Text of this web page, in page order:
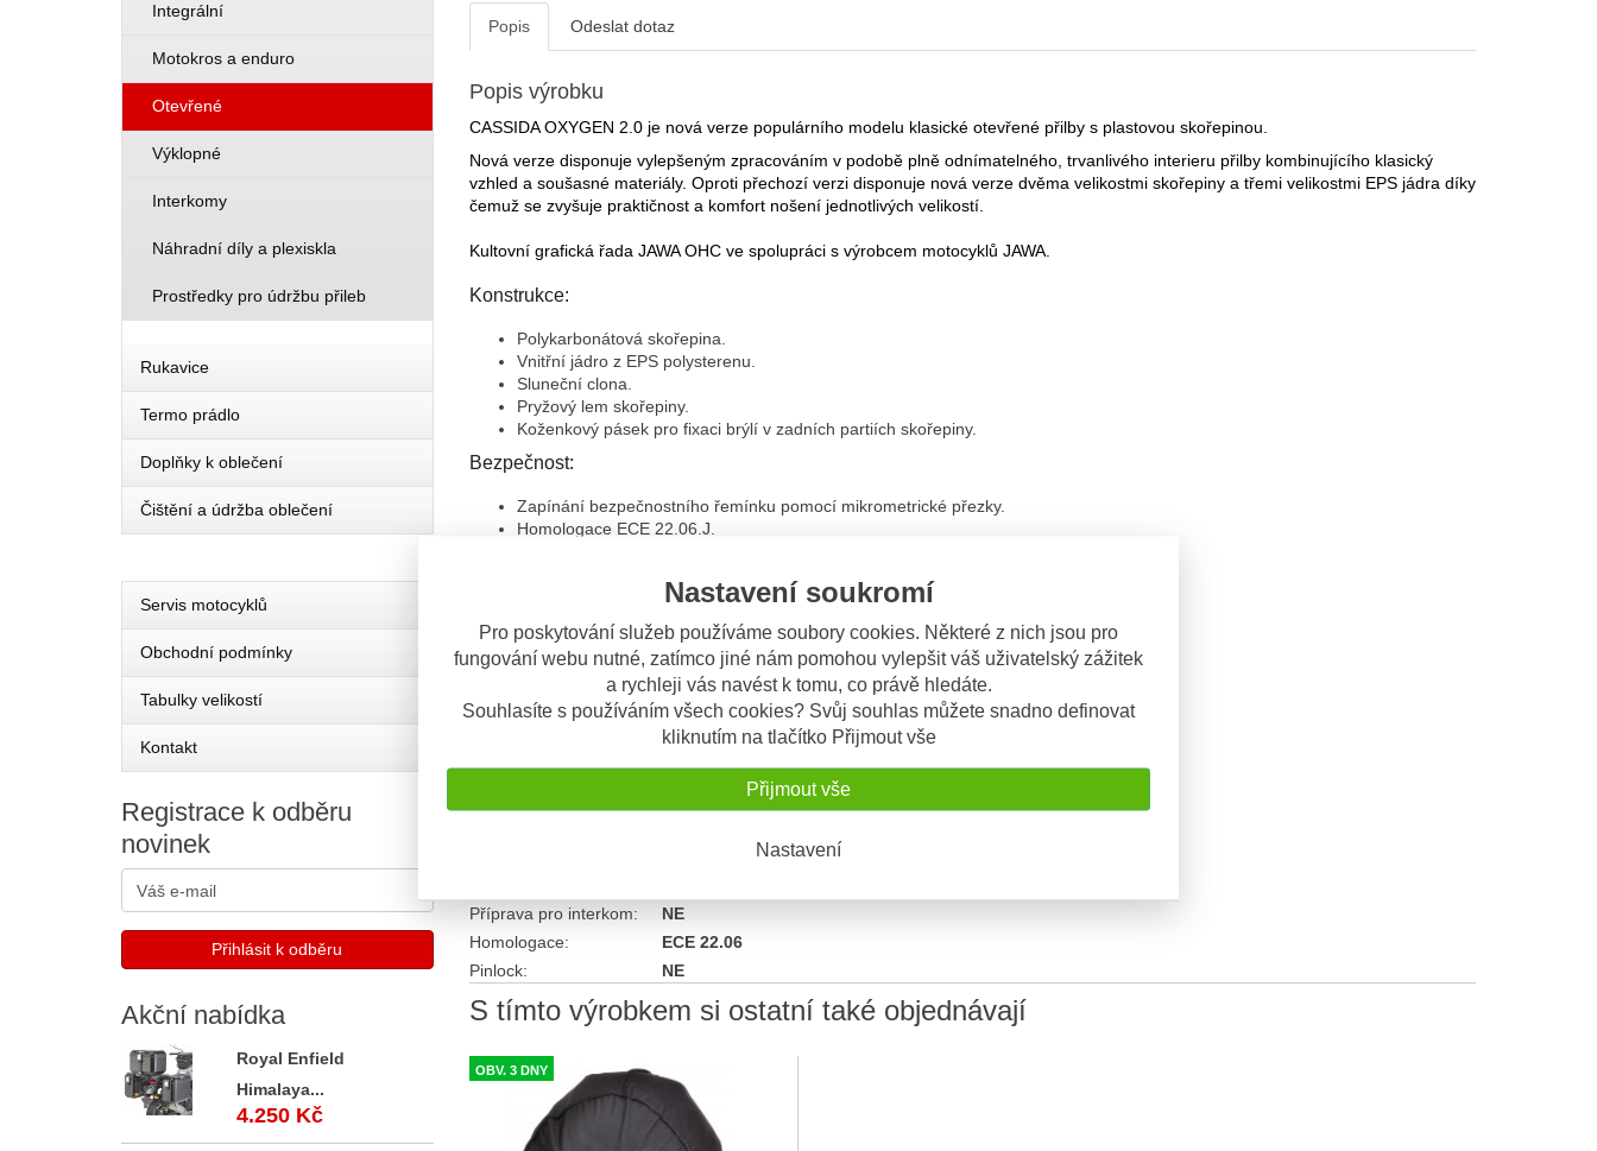
Nastavení soukromí
Pro poskytování služeb používáme soubory cookies. Některé z nich jsou pro
fungování webu nutné, zatímco jiné nám pomohou vylepšit váš uživatelský zážitek
a rychleji vás navést k tomu, co právě hledáte.
Souhlasíte s používáním všech cookies? Svůj souhlas můžete snadno definovat
kliknutím na tlačítko Přijmout vše
Přijmout vše
Nastavení
Popis Odeslat dotaz
Popis výrobku
CASSIDA OXYGEN 2.0 je nová verze populárního modelu klasické otevřené přilby s plastovou skořepinou.
Nová verze disponuje vylepšeným zpracováním v podobě plně odnímatelného, trvanlivého interieru přilby kombinujícího klasický
vzhled a soušasné materiály. Oproti přechozí verzi disponuje nová verze dvěma velikostmi skořepiny a třemi velikostmi EPS jádra díky
čemuž se zvyšuje praktičnost a komfort nošení jednotlivých velikostí.
Kultovní grafická řada JAWA OHC ve spolupráci s výrobcem motocyklů JAWA.
Konstrukce:
Polykarbonátová skořepina.
Vnitřní jádro z EPS polysterenu.
Sluneční clona.
Pryžový lem skořepiny.
Koženkový pásek pro fixaci brýlí v zadních partiích skořepiny.
Bezpečnost:
Zapínání bezpečnostního řemínku pomocí mikrometrické přezky.
Homologace ECE 22.06.J.
Plně odnímatelná a pratelná polyester výstelka.
Dvě velikosti skořepiny a tři velikosti EPS jádra.
Krátký odnímatelný kšilt součástí balení.
Hmotnost přilby 1230 g ±50 g.
Doplňkové parametry
Otevřené / JET
Záruka:
2 roky
Od 1230 g ±50 g
Příprava pro interkom:
NE
Homologace:
ECE 22.06
Pinlock: NE
S tímto výrobkem si ostatní také objednávají
OBV. 3 DNY
Integrální
Motokros a enduro
Otevřené
Výklopné
Interkomy
Náhradní díly a plexiskla
Prostředky pro údržbu přileb
Rukavice
Termo prádlo
Doplňky k oblečení
Čištění a údržba oblečení
Servis motocyklů
Obchodní podmínky
Tabulky velikostí
Kontakt
Registrace k odběru
novinek
Akční nabídka
Royal Enfield
Himalaya...
4.250 Kč